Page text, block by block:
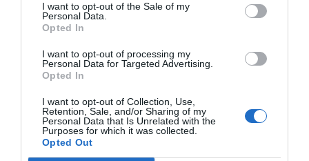
I want to opt-out of the Sale of my
Personal Data.
Opted In
I want to opt-out of processing my
Personal Data for Targeted Advertising.
Opted In
I want to opt-out of Collection, Use,
Retention, Sale, and/or Sharing of my
Personal Data that Is Unrelated with the
Purposes for which it was collected.
Opted Out
Alemania prefería el modelo de los EUA: no hay
quiebra por mala gestión, tal como Grecia había
hecho (mintió sobre su nivel de endeudamiento a
la UE durante cinco años y, cuando la
a Atenas, descubrió que la agencia tributaria de
Grecia no tenía ordenadores...). Hoy, felizmente,
Grecia se está recuperando de manera